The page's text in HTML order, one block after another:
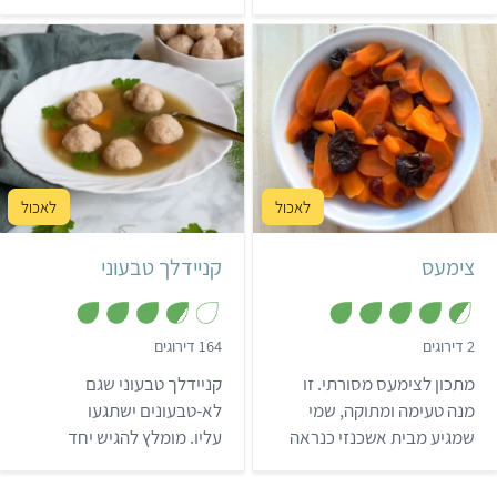
פנטזיה, אלא מתכון למרק
דלעת כמו שבחיים לא
הכנתם!
טעימה ומשביעה בזיל הזול.
קל 15 דקות
10 מנות יהודי אשכנזי
צימעס
2 דירוגים
.
5
מ
ת
ו
מתכון לצימעס מסורתי. זו
מנה טעימה ומתוקה, שמי
שמגיע מבית אשכנזי כנראה
בינוני שעה ו-10 דקות
20 קניידלך יהודי
קניידלך טבעוני
164 דירוגים
.
7
מ
ת
ו
ך
קניידלך טבעוני שגם
לא-טבעונים ישתגעו
עליו. מומלץ להגיש יחד